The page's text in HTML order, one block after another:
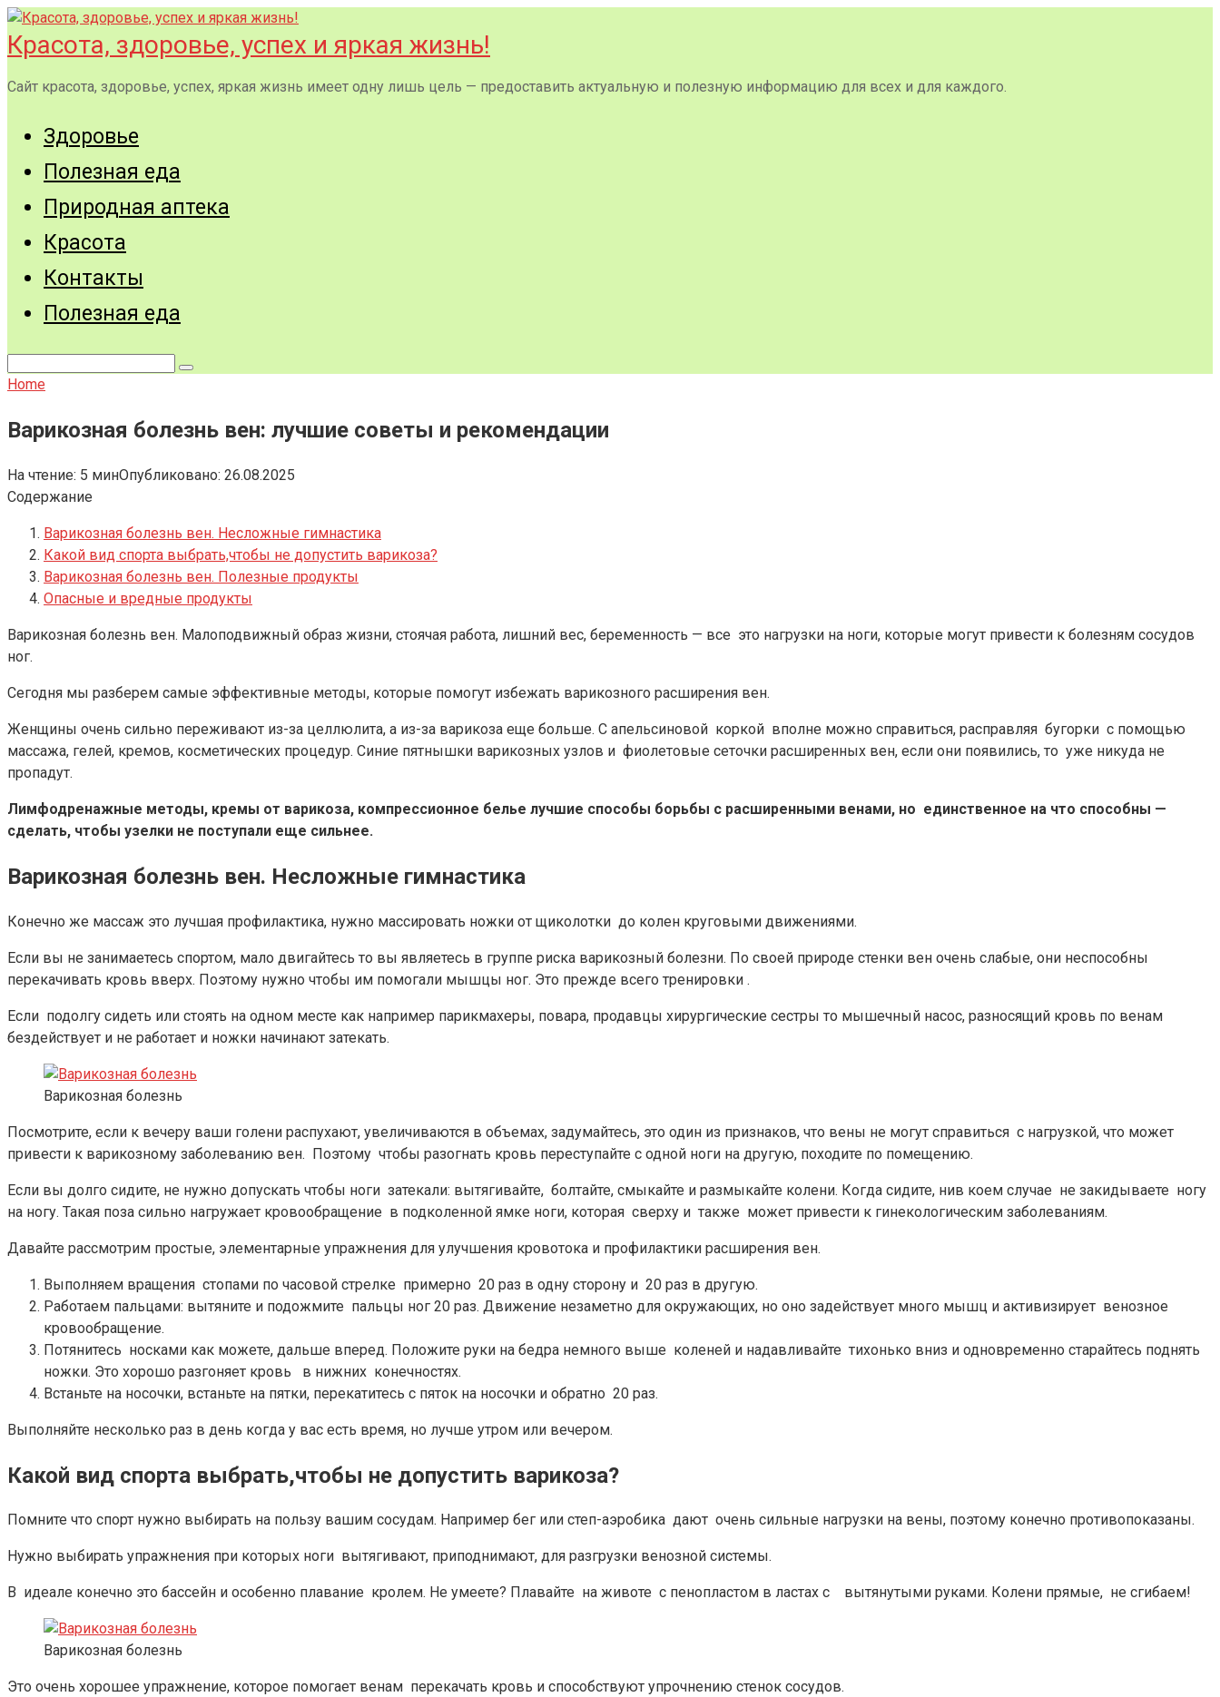
Перейти
к
контенту
Красота, здоровье, успех и яркая жизнь!
Сайт красота, здоровье, успех, яркая жизнь имеет одну лишь цель — предоставить актуальную и полезную информацию для всех и для каждого.
Здоровье
Полезная еда
Природная аптека
Красота
Контакты
Полезная еда
Home
Варикозная болезнь вен: лучшие советы и рекомендации
На чтение: 5 минОпубликовано: 26.08.2025
Содержание
Варикозная болезнь вен. Несложные гимнастика
Какой вид спорта выбрать,чтобы не допустить варикоза?
Варикозная болезнь вен. Полезные продукты
Опасные и вредные продукты
Варикозная болезнь вен. Малоподвижный образ жизни, стоячая работа, лишний вес, беременность — все это нагрузки на ноги, которые могут привести к болезням сосудов
ног.
Сегодня мы разберем самые эффективные методы, которые помогут избежать варикозного расширения вен.
Женщины очень сильно переживают из-за целлюлита, а из-за варикоза еще больше. С апельсиновой коркой вполне можно справиться, расправляя бугорки с помощью
массажа, гелей, кремов, косметических процедур. Синие пятнышки варикозных узлов и фиолетовые сеточки расширенных вен, если они появились, то уже никуда не
пропадут.
Лимфодренажные методы, кремы от варикоза, компрессионное белье лучшие способы борьбы с расширенными венами, но единственное на что способны —
сделать, чтобы узелки не поступали еще сильнее.
Варикозная болезнь вен. Несложные гимнастика
Конечно же массаж это лучшая профилактика, нужно массировать ножки от щиколотки до колен круговыми движениями.
Если вы не занимаетесь спортом, мало двигайтесь то вы являетесь в группе риска варикозный болезни. По своей природе стенки вен очень слабые, они неспособны
перекачивать кровь вверх. Поэтому нужно чтобы им помогали мышцы ног. Это прежде всего тренировки .
Если подолгу сидеть или стоять на одном месте как например парикмахеры, повара, продавцы хирургические сестры то мышечный насос, разносящий кровь по венам
бездействует и не работает и ножки начинают затекать.
Варикозная болезнь
Посмотрите, если к вечеру ваши голени распухают, увеличиваются в объемах, задумайтесь, это один из признаков, что вены не могут справиться с нагрузкой, что может
привести к варикозному заболеванию вен. Поэтому чтобы разогнать кровь переступайте с одной ноги на другую, походите по помещению.
Если вы долго сидите, не нужно допускать чтобы ноги затекали: вытягивайте, болтайте, смыкайте и размыкайте колени. Когда сидите, нив коем случае не закидываете ногу
на ногу. Такая поза сильно нагружает кровообращение в подколенной ямке ноги, которая сверху и также может привести к гинекологическим заболеваниям.
Давайте рассмотрим простые, элементарные упражнения для улучшения кровотока и профилактики расширения вен.
Выполняем вращения стопами по часовой стрелке примерно 20 раз в одну сторону и 20 раз в другую.
Работаем пальцами: вытяните и подожмите пальцы ног 20 раз. Движение незаметно для окружающих, но оно задействует много мышц и активизирует венозное
кровообращение.
Потянитесь носками как можете, дальше вперед. Положите руки на бедра немного выше коленей и надавливайте тихонько вниз и одновременно старайтесь поднять
ножки. Это хорошо разгоняет кровь в нижних конечностях.
Встаньте на носочки, встаньте на пятки, перекатитесь с пяток на носочки и обратно 20 раз.
Выполняйте несколько раз в день когда у вас есть время, но лучше утром или вечером.
Какой вид спорта выбрать,чтобы не допустить варикоза?
Помните что спорт нужно выбирать на пользу вашим сосудам. Например бег или степ-аэробика дают очень сильные нагрузки на вены, поэтому конечно противопоказаны.
Нужно выбирать упражнения при которых ноги вытягивают, приподнимают, для разгрузки венозной системы.
В идеале конечно это бассейн и особенно плавание кролем. Не умеете? Плавайте на животе с пенопластом в ластах с вытянутыми руками. Колени прямые, не сгибаем!
Варикозная болезнь
Это очень хорошее упражнение, которое помогает венам перекачать кровь и способствуют упрочнению стенок сосудов.